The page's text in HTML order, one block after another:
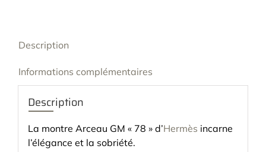
Description
Informations complémentaires
Description
La montre Arceau GM « 78 » d’Hermès incarne
l’élégance et la sobriété.